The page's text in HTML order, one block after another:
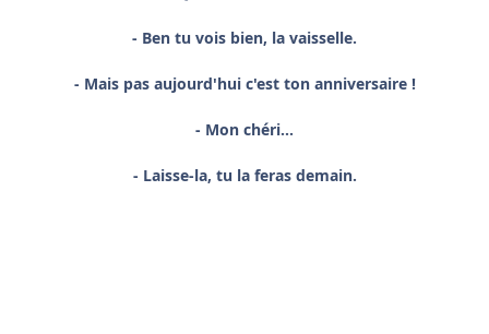
- Ben tu vois bien, la vaisselle.
- Mais pas aujourd'hui c'est ton anniversaire !
- Mon chéri...
- Laisse-la, tu la feras demain.